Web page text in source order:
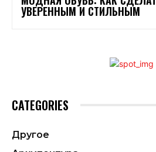
УВЕРЕННЫМ И СТИЛЬНЫМ
CATEGORIES
Другое